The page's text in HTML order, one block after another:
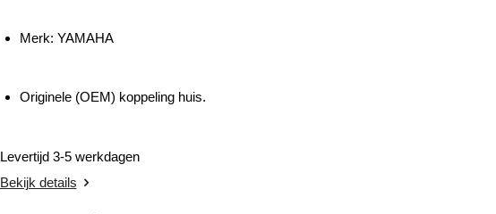
Merk: YAMAHA
Originele (OEM) koppeling huis.
Levertijd 3-5 werkdagen
Bekijk details